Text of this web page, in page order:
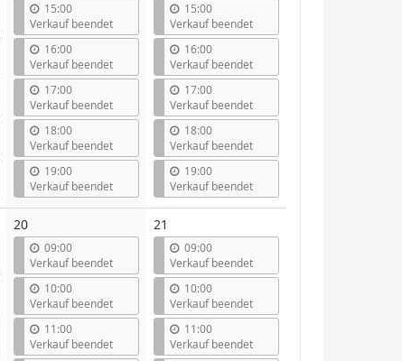
15:00
Verkauf beendet
16:00
Verkauf beendet
17:00
Verkauf beendet
18:00
Verkauf beendet
19:00
Verkauf beendet
15:00
Verkauf beendet
16:00
Verkauf beendet
17:00
Verkauf beendet
18:00
Verkauf beendet
19:00
Verkauf beendet
20
09:00
Verkauf beendet
10:00
Verkauf beendet
11:00
Verkauf beendet
21
09:00
Verkauf beendet
10:00
Verkauf beendet
11:00
Verkauf beendet